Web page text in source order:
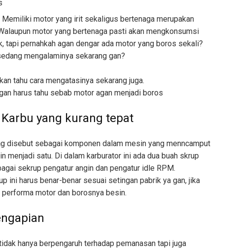
Memiliki motor yang irit sekaligus bertenaga merupakan
motor yang bertenaga pasti akan mengkonsumsi
tapi pernahkah agan dengar ada motor yang boros sekali?
mengalaminya sekarang gan?
tahu cara mengatasinya sekarang juga.
harus tahu sebab motor agan menjadi boros
yang kurang tepat
disebut sebagai komponen dalam mesin yang menncamput
menjadi satu. Di dalam karburator ini ada dua buah skrup
sekrup pengatur angin dan pengatur idle RPM.
ini harus benar-benar sesuai setingan pabrik ya gan, jika
performa motor dan borosnya besin.
hanya berpengaruh terhadap pemanasan tapi juga